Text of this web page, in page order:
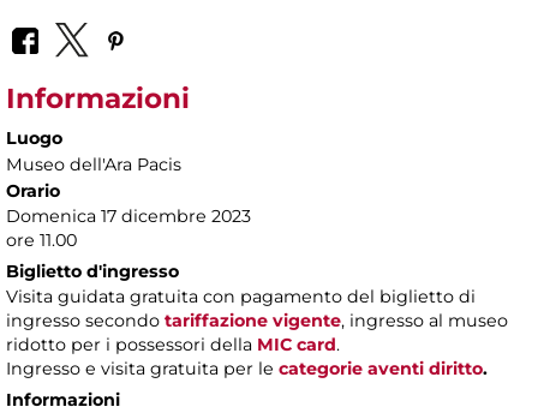
Informazioni
Luogo
Museo dell'Ara Pacis
Orario
Domenica 17 dicembre 2023
ore 11.00
Biglietto d'ingresso
Visita guidata gratuita con pagamento del biglietto di
ingresso secondo tariffazione vigente, ingresso al museo
ridotto per i possessori della MIC card.
Ingresso e visita gratuita per le categorie aventi diritto.
Informazioni